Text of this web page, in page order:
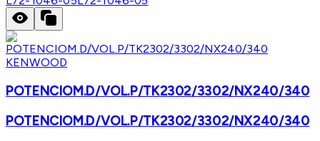
KENWOOD
POTENCIOM.D/VOL.P/TK2302/3302/NX240/340
POTENCIOM.D/VOL.P/TK2302/3302/NX240/340